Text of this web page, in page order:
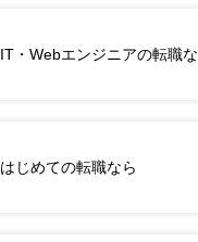
IT・Webエンジニアの転職
はじめての転職なら